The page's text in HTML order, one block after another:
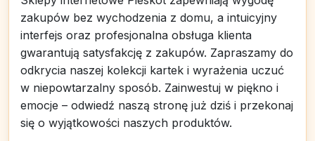
zakupów bez wychodzenia z domu, a intuicyjny
interfejs oraz profesjonalna obsługa klienta
gwarantują satysfakcję z zakupów. Zapraszamy do
odkrycia naszej kolekcji kartek i wyrażenia uczuć
w niepowtarzalny sposób. Zainwestuj w piękno i
emocje – odwiedź naszą stronę już dziś i przekonaj
się o wyjątkowości naszych produktów.